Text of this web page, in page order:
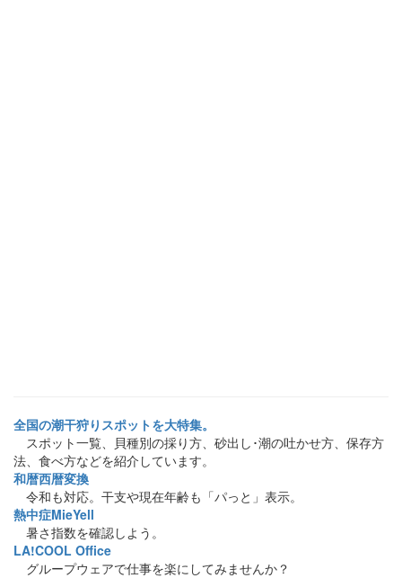
全国の潮干狩りスポットを大特集。
スポット一覧、貝種別の採り方、砂出し･潮の吐かせ方、保存方
法、食べ方などを紹介しています。
和暦西暦変換
令和も対応。干支や現在年齢も「パっと」表示。
熱中症MieYell
暑さ指数を確認しよう。
LA!COOL Office
グループウェアで仕事を楽にしてみませんか？